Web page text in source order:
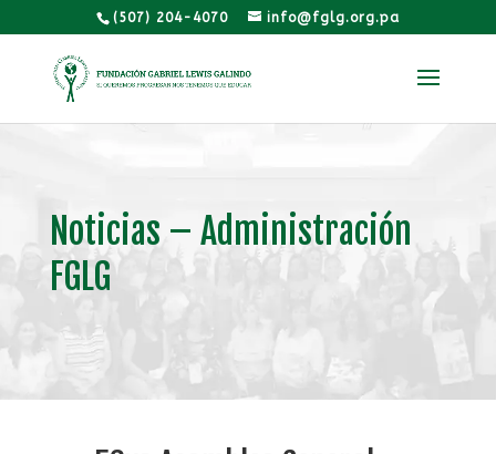
(507) 204-4070 info@fglg.org.pa
Noticias – Administración
FGLG